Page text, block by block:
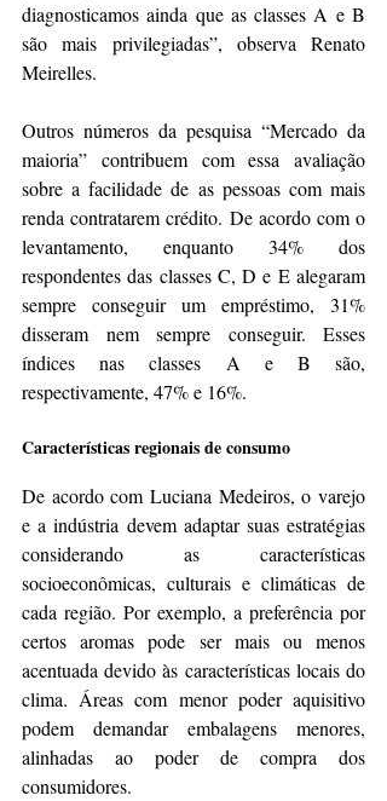
diagnosticamos ainda que as classes A e B
são mais privilegiadas”, observa Renato
Meirelles.
Outros números da pesquisa “Mercado da
maioria” contribuem com essa avaliação
sobre a facilidade de as pessoas com mais
renda contratarem crédito. De acordo com o
levantamento, enquanto 34% dos
respondentes das classes C, D e E alegaram
sempre conseguir um empréstimo, 31%
disseram nem sempre conseguir. Esses
índices nas classes A e B são,
respectivamente, 47% e 16%.
Características regionais de consumo
De acordo com Luciana Medeiros, o varejo
e a indústria devem adaptar suas estratégias
considerando as características
socioeconômicas, culturais e climáticas de
cada região. Por exemplo, a preferência por
certos aromas pode ser mais ou menos
acentuada devido às características locais do
clima. Áreas com menor poder aquisitivo
podem demandar embalagens menores,
alinhadas ao poder de compra dos
consumidores.